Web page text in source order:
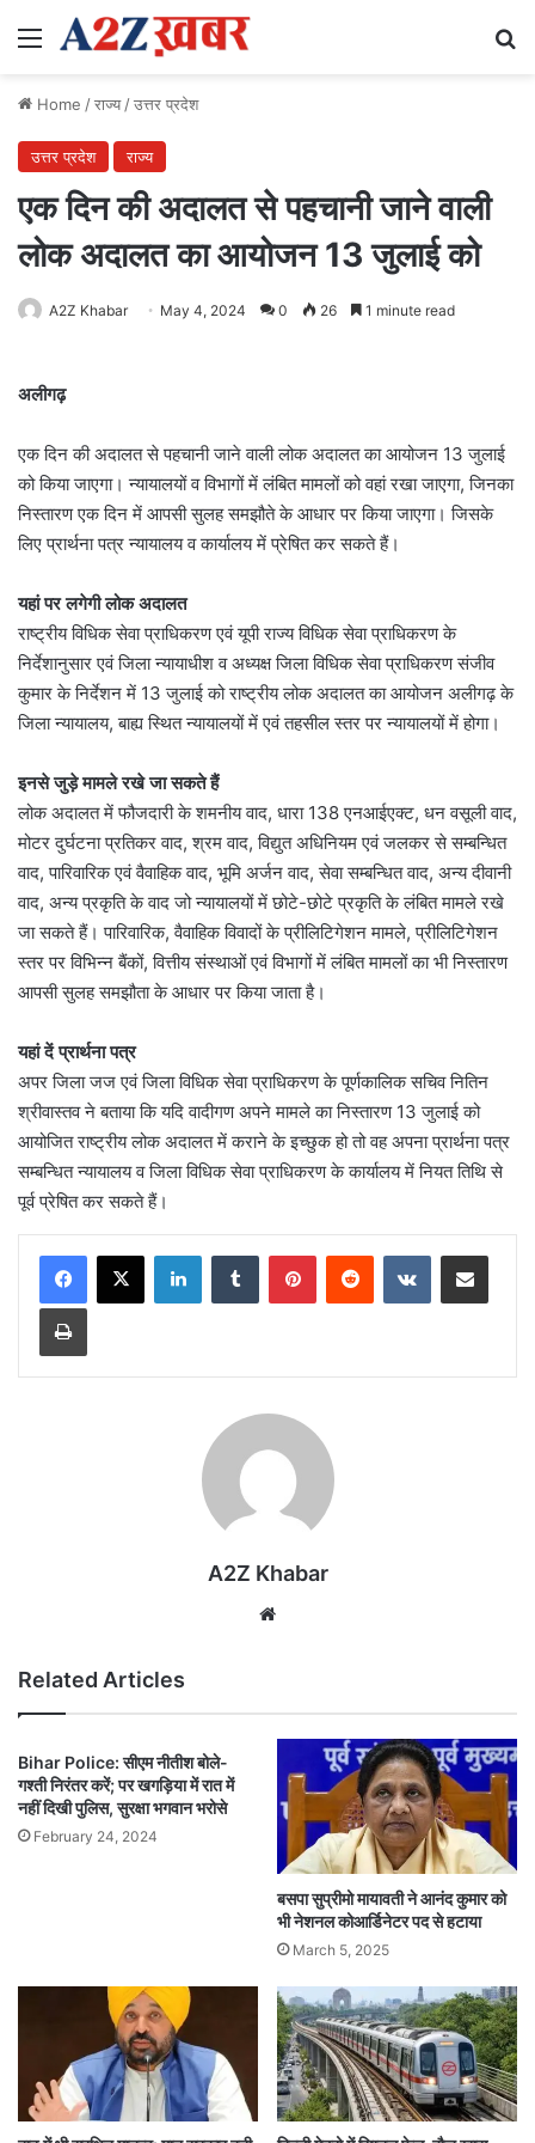
Menu
Home /राज्य/उत्तर प्रदेश
उत्तर प्रदेश राज्य
एक दिन की अदालत से पहचानी जाने वाली
लोक अदालत का आयोजन 13 जुलाई को
A2Z Khabar May 4, 2024 0 26 1 minute read
अलीगढ़
एक दिन की अदालत से पहचानी जाने वाली लोक अदालत का आयोजन 13 जुलाई
को किया जाएगा। न्यायालयों व विभागों में लंबित मामलों को वहां रखा जाएगा, जिनका
निस्तारण एक दिन में आपसी सुलह समझौते के आधार पर किया जाएगा। जिसके
लिए प्रार्थना पत्र न्यायालय व कार्यालय में प्रेषित कर सकते हैं।
यहां पर लगेगी लोक अदालत
राष्ट्रीय विधिक सेवा प्राधिकरण एवं यूपी राज्य विधिक सेवा प्राधिकरण के
निर्देशानुसार एवं जिला न्यायाधीश व अध्यक्ष जिला विधिक सेवा प्राधिकरण संजीव
कुमार के निर्देशन में 13 जुलाई को राष्ट्रीय लोक अदालत का आयोजन अलीगढ़ के
जिला न्यायालय, बाह्य स्थित न्यायालयों में एवं तहसील स्तर पर न्यायालयों में होगा।
इनसे जुड़े मामले रखे जा सकते हैं
लोक अदालत में फौजदारी के शमनीय वाद, धारा 138 एनआईएक्ट, धन वसूली वाद,
मोटर दुर्घटना प्रतिकर वाद, श्रम वाद, विद्युत अधिनियम एवं जलकर से सम्बन्धित
वाद, पारिवारिक एवं वैवाहिक वाद, भूमि अर्जन वाद, सेवा सम्बन्धित वाद, अन्य दीवानी
वाद, अन्य प्रकृति के वाद जो न्यायालयों में छोटे-छोटे प्रकृति के लंबित मामले रखे
जा सकते हैं। पारिवारिक, वैवाहिक विवादों के प्रीलिटिगेशन मामले, प्रीलिटिगेशन
स्तर पर विभिन्न बैंकों, वित्तीय संस्थाओं एवं विभागों में लंबित मामलों का भी निस्तारण
आपसी सुलह समझौता के आधार पर किया जाता है।
यहां दें प्रार्थना पत्र
अपर जिला जज एवं जिला विधिक सेवा प्राधिकरण के पूर्णकालिक सचिव नितिन
श्रीवास्तव ने बताया कि यदि वादीगण अपने मामले का निस्तारण 13 जुलाई को
आयोजित राष्ट्रीय लोक अदालत में कराने के इच्छुक हो तो वह अपना प्रार्थना पत्र
सम्बन्धित न्यायालय व जिला विधिक सेवा प्राधिकरण के कार्यालय में नियत तिथि से
पूर्व प्रेषित कर सकते हैं।
LinkedInTumblr PinterestReddit VKontakteShare via Email
Print
A2Z Khabar
Related Articles
Bihar Police: सीएम नीतीश बोले-
गश्ती निरंतर करें; पर खगड़िया में रात में
नहीं दिखी पुलिस, सुरक्षा भगवान भरोसे
February 24, 2024
बसपा सुप्रीमो मायावती ने आनंद कुमार को
भी नेशनल कोआर्डिनेटर पद से हटाया
March 5, 2025